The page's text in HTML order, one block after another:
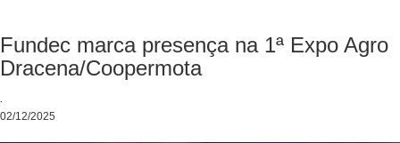
Fundec marca presença na 1ª Expo Agro
Dracena/Coopermota
02/12/2025